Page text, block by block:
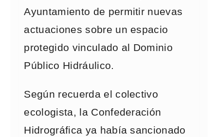
Ayuntamiento de permitir nuevas
actuaciones sobre un espacio
protegido vinculado al Dominio
Público Hidráulico.
Según recuerda el colectivo
ecologista, la Confederación
Hidrográfica ya había sancionado